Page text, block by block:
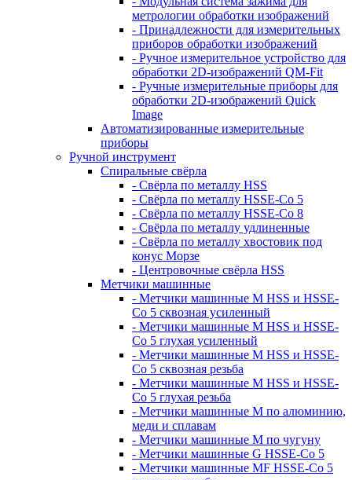
метрологии обработки изображений
- Принадлежности для измерительных
приборов обработки изображений
- Ручное измерительное устройство для
обработки 2D-изображений QM-Fit
- Ручные измерительные приборы для
обработки 2D-изображений Quick
Image
Автоматизированные измерительные
приборы
Ручной инструмент
Спиральные свёрла
- Свёрла по металлу HSS
- Свёрла по металлу HSSE-Co 5
- Свёрла по металлу HSSE-Co 8
- Свёрла по металлу удлиненные
- Свёрла по металлу хвостовик под
конус Морзе
- Центровочные свёрла HSS
Метчики машинные
- Метчики машинные M HSS и HSSE-
Co 5 сквозная усиленный
- Метчики машинные M HSS и HSSE-
Co 5 глухая усиленный
- Метчики машинные M HSS и HSSE-
Co 5 сквозная резьба
- Метчики машинные M HSS и HSSE-
Co 5 глухая резьба
- Метчики машинные M по алюминию,
меди и сплавам
- Метчики машинные M по чугуну
- Метчики машинные G HSSE-Co 5
- Метчики машинные MF HSSE-Co 5